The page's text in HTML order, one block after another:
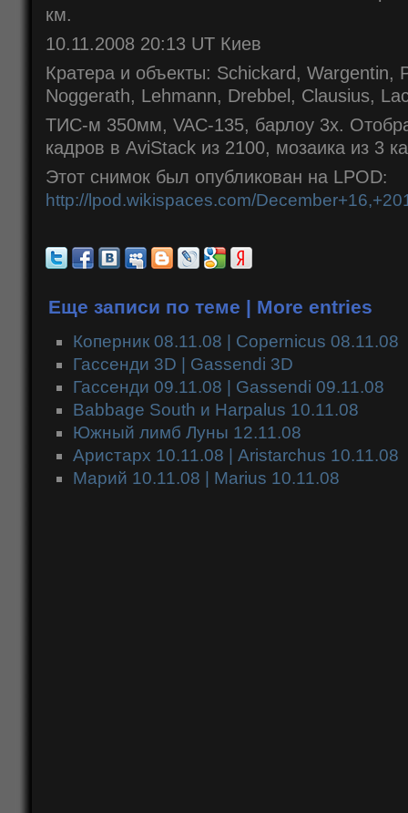
км.
10.11.2008 20:13 UT Киев
Кратера и объекты: Schickard, Wargentin,
Noggerath, Lehmann, Drebbel, Clausius,
ТИС-м 350мм, VAC-135, барлоу 3x.
кадров в AviStack из 2100, мозаика из 3
Этот снимок был опубликован на LPOD:
http://lpod.wikispaces.com/
Еще записи по теме | More entries
Коперник 08.11.08 | Copernicus 08.11.08
Гассенди 3D | Gassendi 3D
Гассенди 09.11.08 | Gassendi 09.11.08
Babbage South и Harpalus 10.11.08
Южный лимб Луны 12.11.08
Аристарх 10.11.08 | Aristarchus 10.11.08
Марий 10.11.08 | Marius 10.11.08